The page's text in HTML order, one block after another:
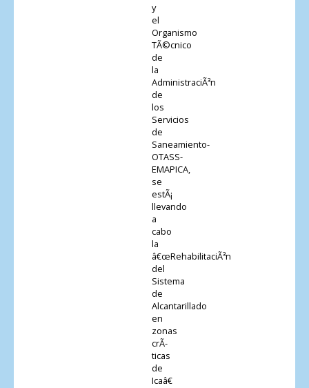
y
el
Organismo
TÃ©cnico
de
la
AdministraciÃ³n
de
los
Servicios
de
Saneamiento-
OTASS-
EMAPICA,
se
estÃ¡
llevando
a
cabo
la
â€œRehabilitaciÃ³n
del
Sistema
de
Alcantarillado
en
zonas
crÃ­
ticas
de
Icaâ€